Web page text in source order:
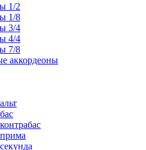
1/2
1/8
3/4
4/4
7/8
аккордеоны